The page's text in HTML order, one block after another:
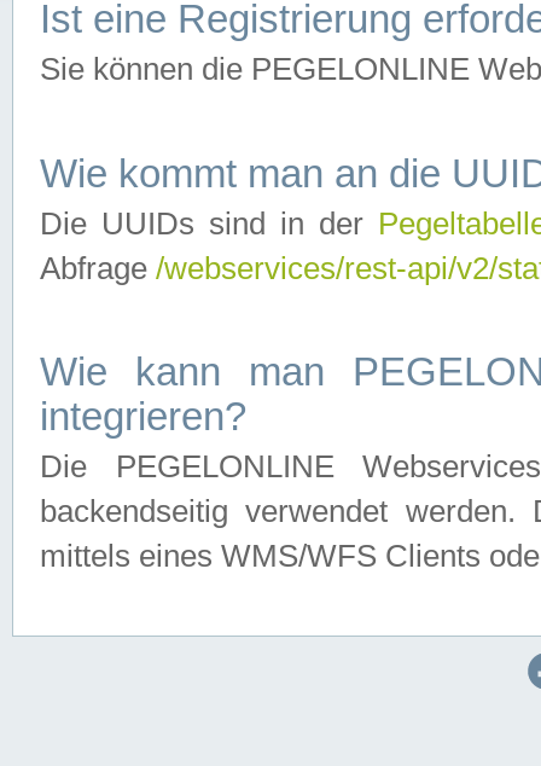
Ist eine Registrierung
Sie können die PEGELONLINE
Wie kommt man an die
Die UUIDs sind in der
Abfrage /webservices/rest-api/v2/
Wie kann man
integrieren?
Die PEGELONLINE
backendseitig verwendet
mittels eines WMS/WFS Clients